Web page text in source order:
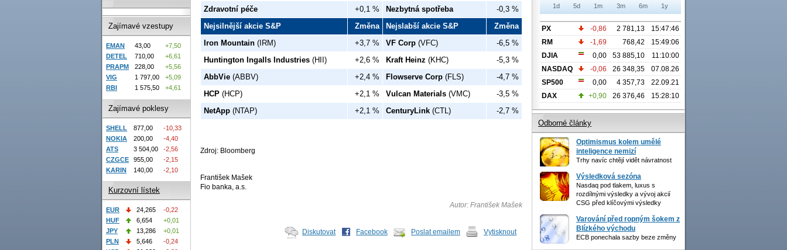
Zdravotní péče
+0,1 % Nezbytná spotřeba
-0,3 %
Nejsilnější akcie S&P
Změna Nejslabší akcie S&P
Změna
Iron Mountain (IRM) +3,7 % VF Corp (VFC)
-6,5 %
Huntington Ingalls Industries (HII) +2,6 % Kraft Heinz (KHC)
-5,3 %
AbbVie (ABBV) +2,4 % Flowserve Corp (FLS)
-4,7 %
HCP (HCP) +2,1 % Vulcan Materials (VMC)
-3,5 %
NetApp (NTAP) +2,1 % CenturyLink (CTL) -2,7 %
Zdroj: Bloomberg
František Mašek
Fio banka, a.s.
Autor: František Mašek
Diskutovat Facebook Poslat emailem Vytisknout
Zajímavé vzestupy
EMAN 43,00
+7,50
DETEL
710,00
+6,61
PRAPM
228,00
+5,56
VIG
1 797,00
+5,09
RBI
1 575,50 +4,61
Zajímavé poklesy
SHELL 877,00
-10,33
NOKIA
200,00
-4,40
ATS
3 504,00
-2,56
CZGCE
955,00
-2,15
KARIN
140,00 -2,10
Kurzovní lístek
EUR 24,265
-0,22
HUF
6,654
+0,01
JPY
13,286
+0,01
PLN
5,646
-0,24
1d 5d 1m 3m 6m 1y
PX -0,86 2 781,13
15:47:46
RM
-1,69 768,42
15:49:06
DJIA
0,00 53 885,10
11:10:00
NASDAQ
-0,06 26 348,35
07.08.26
SP500
0,00 4 357,73
22.09.21
DAX
+0,90 26 376,46 15:28:10
Odborné články
Optimismus kolem umělé
inteligence nemizí
Trhy navíc chtějí vidět návratnost
Výsledková sezóna
Nasdaq pod tlakem, luxus s
rozdílnými výsledky a vývoj akcií
CSG před klíčovými výsledky
Varování před ropným šokem z
Blízkého východu
ECB ponechala sazby beze změny